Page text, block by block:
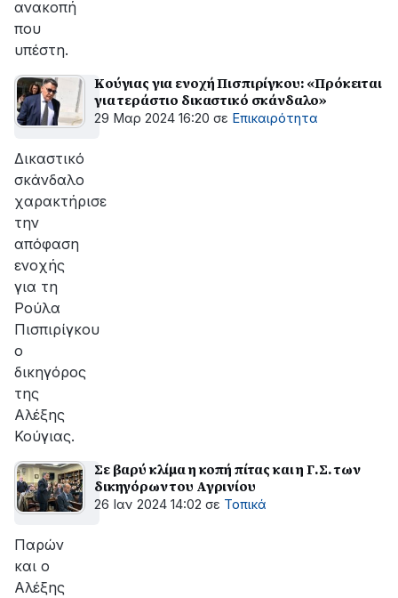
ανακοπή
που
υπέστη.
Κούγιας για ενοχή Πισπιρίγκου: «Πρόκειται
για τεράστιο δικαστικό σκάνδαλο»
29 Μαρ 2024 16:20 σε Επικαιρότητα
Δικαστικό
σκάνδαλο
χαρακτήρισε
την
απόφαση
ενοχής
για τη
Ρούλα
Πισπιρίγκου
ο
δικηγόρος
της
Αλέξης
Κούγιας.
Σε βαρύ κλίμα η κοπή πίτας και η Γ.Σ. των
δικηγόρων του Αγρινίου
26 Ιαν 2024 14:02 σε Τοπικά
Παρών
και ο
Αλέξης